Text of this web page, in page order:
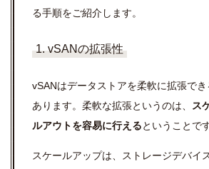
る手順をご紹介します。
1. vSANの拡張性
vSANはデータストアを柔軟に拡張で
あります。柔軟な拡張というのは、
ス
ルアウトを容易に行えるということです
スケールアップは、ストレージデバイ